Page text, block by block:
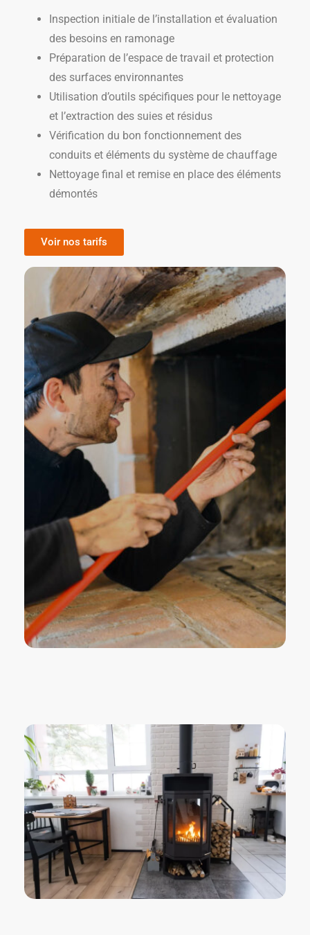
Inspection initiale de l’installation et évaluation
des besoins en ramonage
Préparation de l’espace de travail et protection
des surfaces environnantes
Utilisation d’outils spécifiques pour le nettoyage
et l’extraction des suies et résidus
Vérification du bon fonctionnement des
conduits et éléments du système de chauffage
Nettoyage final et remise en place des éléments
démontés
Voir nos tarifs